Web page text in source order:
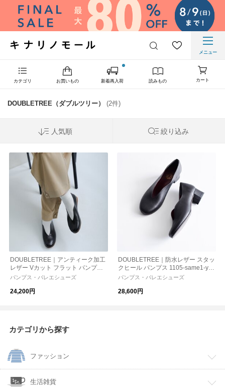
メニュー
カテゴリ お買いもの 新着再入荷 読みもの カート
DOUBLETREE（ダブルツリー） (2件)
人気順 絞り込み
DOUBLETREE｜アンティーク加工
レザー Vカット フラット パンプス
“GRACE” 4039
パンプス・バレエシューズ
24,200円
DOUBLETREE｜防水レザー スタッ
クヒール パンプス 1105-same1-yh
フォーマル おでかけ オケージョン
パンプス・バレエシューズ
28,600円
カテゴリから探す
ファッション
生活雑貨